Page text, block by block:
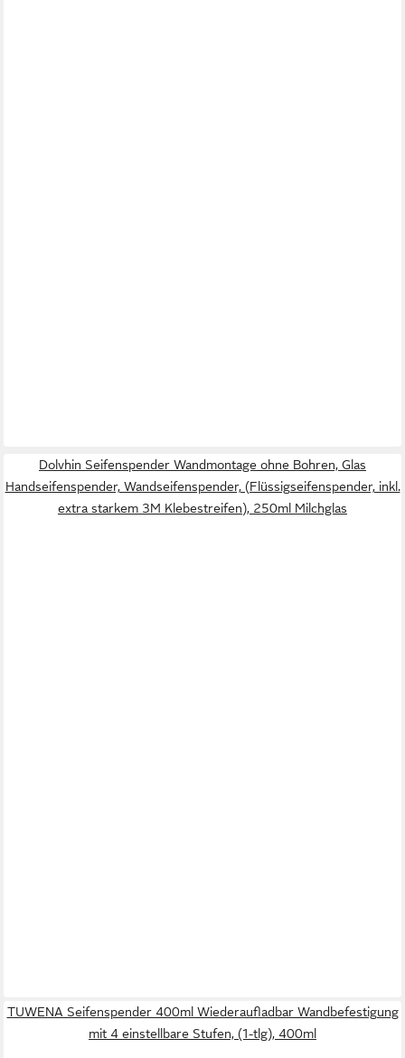
Dolvhin Seifenspender Wandmontage ohne Bohren, Glas
Handseifenspender, Wandseifenspender, (Flüssigseifenspender, inkl.
extra starkem 3M Klebestreifen), 250ml Milchglas
TUWENA Seifenspender 400ml Wiederaufladbar Wandbefestigung
mit 4 einstellbare Stufen, (1-tlg), 400ml